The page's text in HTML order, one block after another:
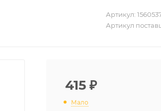
Артикул:
Артикул
415 ₽
Мало